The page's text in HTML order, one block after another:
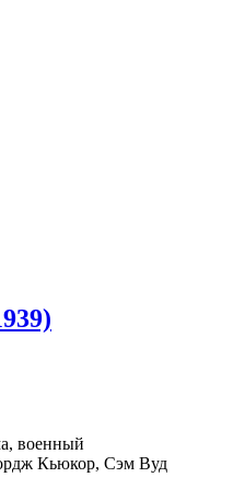
военный
Кьюкор, Сэм Вуд